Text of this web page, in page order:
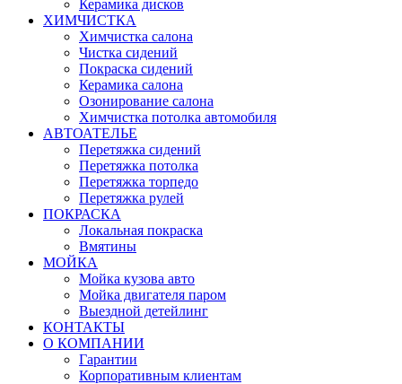
Керамика дисков
ХИМЧИСТКА
Химчистка салона
Чистка сидений
Покраска сидений
Керамика салона
Озонирование салона
Химчистка потолка автомобиля
АВТОАТЕЛЬЕ
Перетяжка сидений
Перетяжка потолка
Перетяжка торпедо
Перетяжка рулей
ПОКРАСКА
Локальная покраска
Вмятины
МОЙКА
Мойка кузова авто
Мойка двигателя паром
Выездной детейлинг
КОНТАКТЫ
О КОМПАНИИ
Гарантии
Корпоративным клиентам